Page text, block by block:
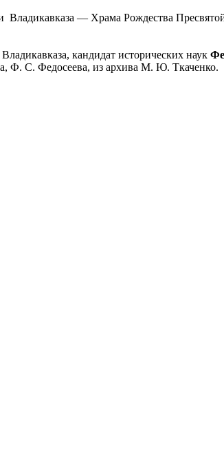
Владикавказа — Храма Рождества
кандидат исторических наук
Ф. С. Федосеева, из архива М. Ю. Ткаченко.